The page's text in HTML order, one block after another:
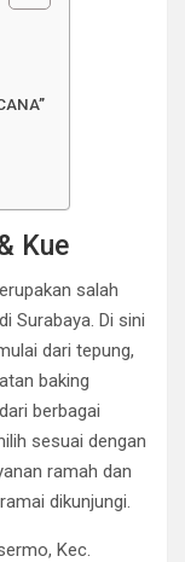
Kue
salah
Surabaya. Di sini
dari tepung,
baking
berbagai
sesuai dengan
ramah dan
dikunjungi.
Kec.